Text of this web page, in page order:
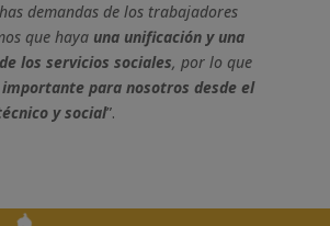
demandas de los trabajadores
que haya una unificación y una
los servicios sociales, por lo que
para nosotros desde el
y social”.